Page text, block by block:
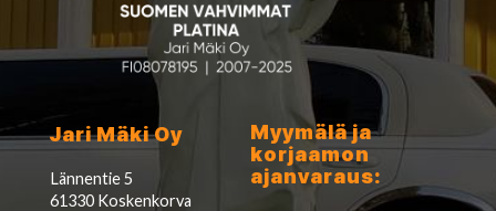
Jari Mäki Oy
Lännentie 5
61330 Koskenkorva
Myymälä ja
korjaamon
ajanvaraus: